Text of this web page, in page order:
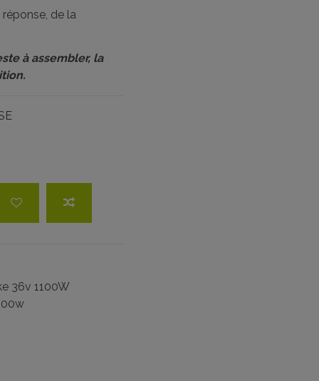
de la
à assembler, la
36v 1100W